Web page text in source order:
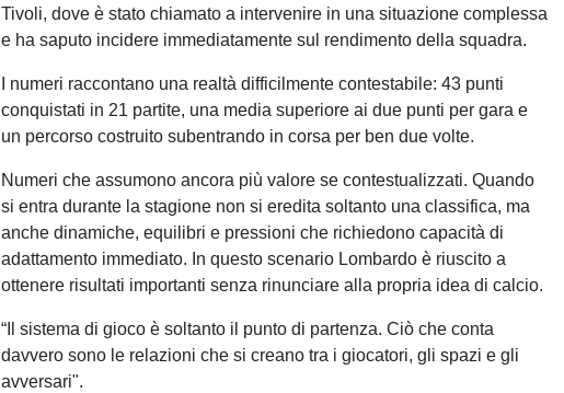
Tivoli, dove è stato chiamato a intervenire in una situazione complessa
e ha saputo incidere immediatamente sul rendimento della squadra.
I numeri raccontano una realtà difficilmente contestabile: 43 punti
conquistati in 21 partite, una media superiore ai due punti per gara e
un percorso costruito subentrando in corsa per ben due volte.
Numeri che assumono ancora più valore se contestualizzati. Quando
si entra durante la stagione non si eredita soltanto una classifica, ma
anche dinamiche, equilibri e pressioni che richiedono capacità di
adattamento immediato. In questo scenario Lombardo è riuscito a
ottenere risultati importanti senza rinunciare alla propria idea di calcio.
“Il sistema di gioco è soltanto il punto di partenza. Ciò che conta
davvero sono le relazioni che si creano tra i giocatori, gli spazi e gli
avversari".